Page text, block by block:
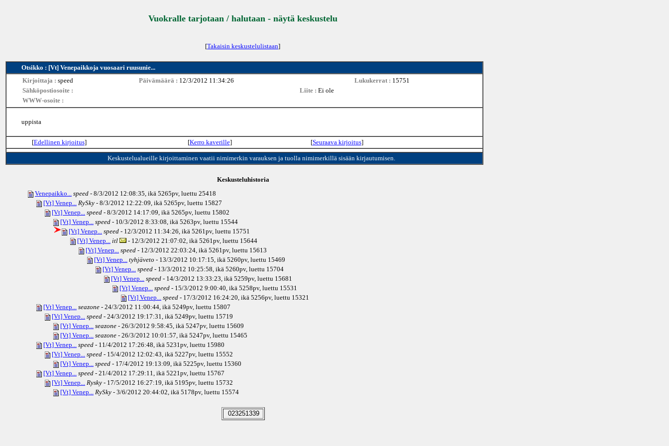
Vuokralle tarjotaan / halutaan - näytä keskustelu
[Takaisin keskustelulistaan]
Otsikko : [Vt] Venepaikkoja vuosaari ruusunie...
Kirjoittaja : speed Päivämäärä : 12/3/2012 11:34:26 Lukukerrat : 15751
Sähköpostiosoite :
Liite : Ei ole
WWW-osoite :
uppista
[Edellinen kirjoitus] [Kerro kaverille] [Seuraava kirjoitus]
Keskustelualueille kirjoittaminen vaatii nimimerkin varauksen ja tuolla nimimerkillä sisään kirjautumisen.
Keskusteluhistoria
Venepaikko... speed - 8/3/2012 12:08:35, ikä 5265pv, luettu 25418
[Vt] Venep... RySky - 8/3/2012 12:22:09, ikä 5265pv, luettu 15827
[Vt] Venep... speed - 8/3/2012 14:17:09, ikä 5265pv, luettu 15802
[Vt] Venep... speed - 10/3/2012 8:33:08, ikä 5263pv, luettu 15544
[Vt] Venep... speed - 12/3/2012 11:34:26, ikä 5261pv, luettu 15751
[Vt] Venep... itl - 12/3/2012 21:07:02, ikä 5261pv, luettu 15644
[Vt] Venep... speed - 12/3/2012 22:03:24, ikä 5261pv, luettu 15613
[Vt] Venep... tyhjäveto - 13/3/2012 10:17:15, ikä 5260pv, luettu 15469
[Vt] Venep... speed - 13/3/2012 10:25:58, ikä 5260pv, luettu 15704
[Vt] Venep... speed - 14/3/2012 13:33:23, ikä 5259pv, luettu 15681
[Vt] Venep... speed - 15/3/2012 9:00:40, ikä 5258pv, luettu 15531
[Vt] Venep... speed - 17/3/2012 16:24:20, ikä 5256pv, luettu 15321
[Vt] Venep... seazone - 24/3/2012 11:00:44, ikä 5249pv, luettu 15807
[Vt] Venep... speed - 24/3/2012 19:17:31, ikä 5249pv, luettu 15719
[Vt] Venep... seazone - 26/3/2012 9:58:45, ikä 5247pv, luettu 15609
[Vt] Venep... seazone - 26/3/2012 10:01:57, ikä 5247pv, luettu 15465
[Vt] Venep... speed - 11/4/2012 17:26:48, ikä 5231pv, luettu 15980
[Vt] Venep... speed - 15/4/2012 12:02:43, ikä 5227pv, luettu 15552
[Vt] Venep... speed - 17/4/2012 19:13:09, ikä 5225pv, luettu 15360
[Vt] Venep... speed - 21/4/2012 17:29:11, ikä 5221pv, luettu 15767
[Vt] Venep... Rysky - 17/5/2012 16:27:19, ikä 5195pv, luettu 15732
[Vt] Venep... RySky - 3/6/2012 20:44:02, ikä 5178pv, luettu 15574
023251339